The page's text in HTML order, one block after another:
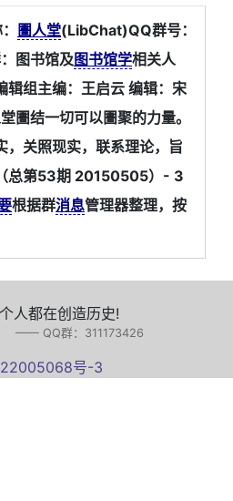
圕人堂(LibChat)QQ群号：
图书馆及图书馆学相关人
辑组主编：王启云 编辑：宋
圕结一切可以圕聚的力量。
，关照现实，联系理论，旨
总第53期 20150505）- 3
根据群消息管理器整理，按
人都在创造历史!
—— QQ群：311173426
号-3